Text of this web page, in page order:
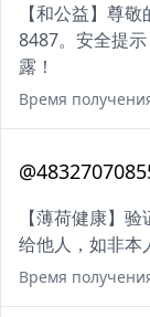
【和公益】尊
8487。安全提
露！
Время
【薄荷健康】
给他人，如非本
Время